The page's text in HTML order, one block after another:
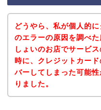
どうやら、私が個人的
のエラーの原因を調べ
しょいのお店でサービ
時に、クレジットカー
バーしてしまった可能
りました。